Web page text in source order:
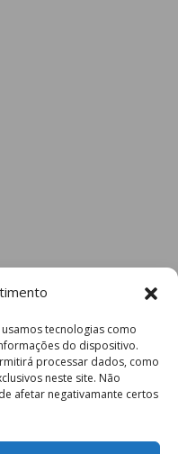
tecnologias como
do dispositivo.
processar dados, como
neste site. Não
afetar negativamante certos